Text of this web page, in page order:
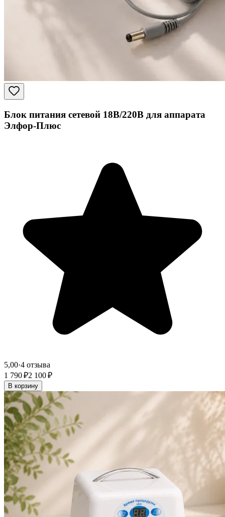
Блок питания сетевой 18В/220В для аппарата
Элфор-Плюс
5,00·4 отзыва
1 790 ₽2 100 ₽
В корзину